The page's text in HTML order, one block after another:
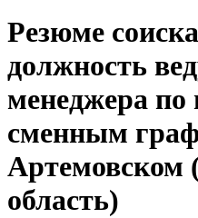
Резюме
должность
менеджера по
сменным
Артемовском
область)